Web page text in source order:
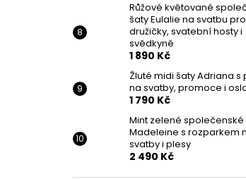
Růžové květované
šaty Eulalie na svatbu pro
družičky, svatební hosty i
svědkyně
1 890 Kč
Žluté midi šaty Adriana s
na svatby, promoce i
1 790 Kč
Mint zelené společenské
Madeleine s rozparkem
svatby i plesy
2 490 Kč